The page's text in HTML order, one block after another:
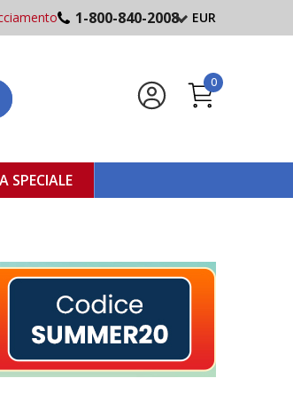
1-800-840-2008 EUR
0
SPECIALE